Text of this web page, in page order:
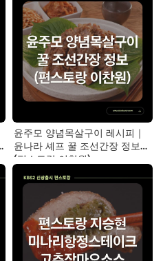
윤주모 양념목살구이 레시피｜
윤나라 셰프 꿀 조선간장 정보
(편스토랑 이찬원)